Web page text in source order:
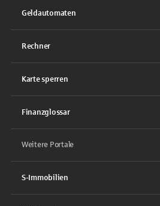
Geldautomaten
Rechner
Karte sperren
Finanzglossar
Weitere Portale
S-Immobilien